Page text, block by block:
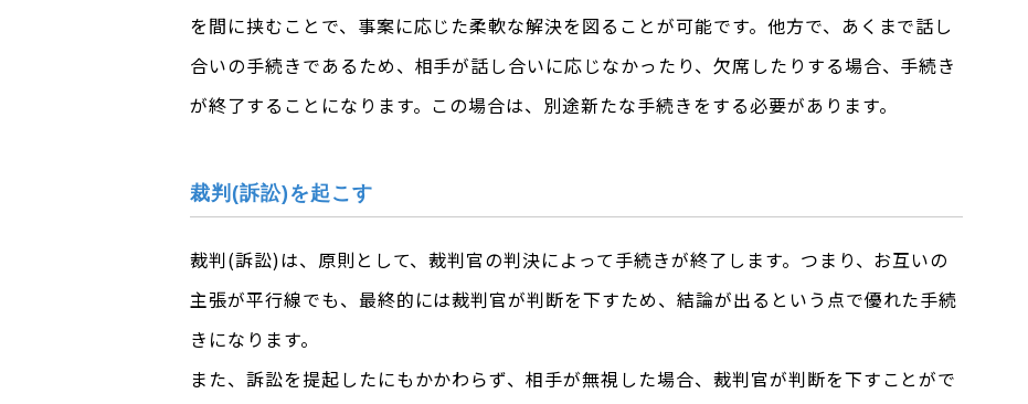
を間に挟むことで、事案に応じた柔軟な解決を図ることが可能です。他方で、あくまで話し
合いの手続きであるため、相手が話し合いに応じなかったり、欠席したりする場合、手続き
が終了することになります。この場合は、別途新たな手続きをする必要があります。
裁判(訴訟)を起こす
裁判(訴訟)は、原則として、裁判官の判決によって手続きが終了します。つまり、お互いの
主張が平行線でも、最終的には裁判官が判断を下すため、結論が出るという点で優れた手続
きになります。
また、訴訟を提起したにもかかわらず、相手が無視した場合、裁判官が判断を下すことがで